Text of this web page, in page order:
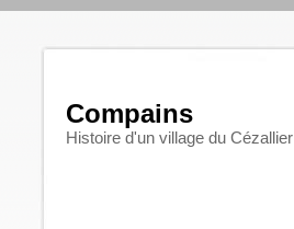
Compains
Histoire d'un village du Cézallier